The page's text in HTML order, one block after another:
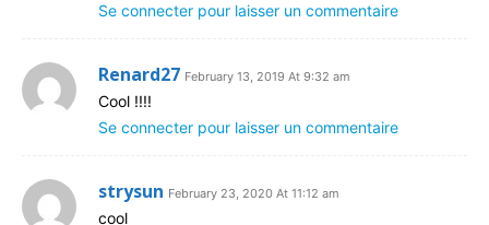
Se connecter pour laisser un commentaire
Renard27 February 13, 2019 At 9:32 am
Cool !!!!
Se connecter pour laisser un commentaire
strysun February 23, 2020 At 11:12 am
cool